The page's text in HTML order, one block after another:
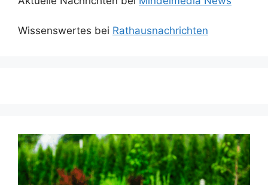
Wissenswertes bei Rathausnachrichten